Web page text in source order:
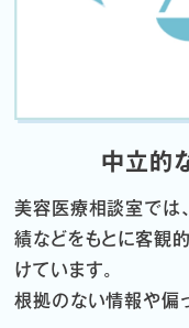
中立的
美容医療相談室では
績などをもとに客観
けています。
根拠のない情報や偏